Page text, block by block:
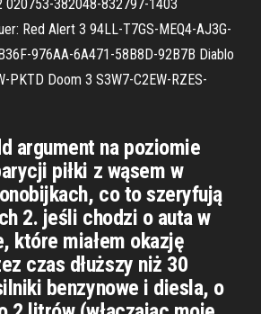
020753-382048-832797-1403
Red Alert 3 94LL-T7GS-MEQ4-AJ3G-
976AA-6A471-58B8D-92B7B Diablo
PKTD Doom 3 S3W7-C2EW-RZES-
argument na poziomie
piłki z wąsem w
co to szeryfują
2. jeśli chodzi o auta w
które miałem okazję
czas dłuższy niż 30
benzynowe i diesla, o